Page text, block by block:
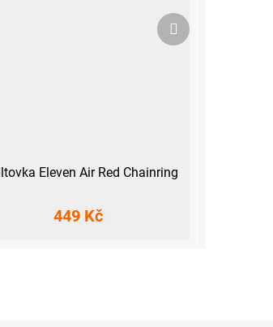
Eleven Air Red Chainring
449 Kč
Další
produkt